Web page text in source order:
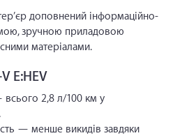
доповнений інформаційно-
зручною приладовою
матеріалами.
E:HEV
2,8 л/100 км у
— менше викидів завдяки